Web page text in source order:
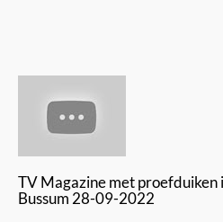
TV Magazine met proefduiken
Bussum 28-09-2022